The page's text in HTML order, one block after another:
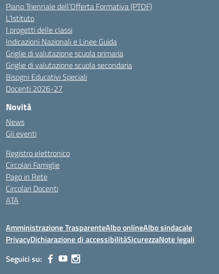
Piano Triennale dell’Offerta Formativa (PTOF)
L’Istituto
I progetti delle classi
Indicazioni Nazionali e Linee Guida
Griglie di valutazione scuola primaria
Griglie di valutazione scuola secondaria
Bisogni Educativi Speciali
Docenti 2026-27
Novità
News
Gli eventi
Registro elettronico
Circolari Famiglie
Pago in Rete
Circolari Docenti
ATA
Amministrazione TrasparenteAlbo onlineAlbo sindacale
PrivacyDichiarazione di accessibilitàSicurezzaNote legali
Seguici su: